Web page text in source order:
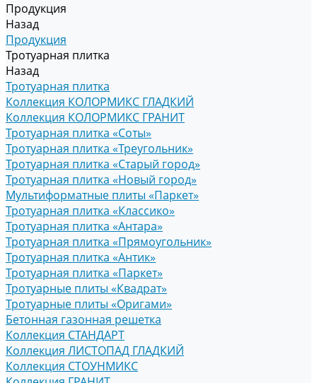
Продукция
Назад
Продукция
Тротуарная плитка
Назад
Тротуарная плитка
Коллекция КОЛОРМИКС ГЛАДКИЙ
Коллекция КОЛОРМИКС ГРАНИТ
Тротуарная плитка «Соты»
Тротуарная плитка «Треугольник»
Тротуарная плитка «Старый город»
Тротуарная плитка «Новый город»
Мультиформатные плиты «Паркет»
Тротуарная плитка «Классико»
Тротуарная плитка «Антара»
Тротуарная плитка «Прямоугольник»
Тротуарная плитка «Антик»
Тротуарная плитка «Паркет»
Тротуарные плиты «Квадрат»
Тротуарные плиты «Оригами»
Бетонная газонная решетка
Коллекция СТАНДАРТ
Коллекция ЛИСТОПАД ГЛАДКИЙ
Коллекция СТОУНМИКС